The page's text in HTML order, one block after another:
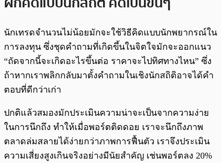
นักเทรดจำนวนไม่น้อยมักจะใช้วิธีคิดแบบนักพยากรณ์ใน
การลงทุน ซึ่งชุดคำถามที่เกิดขึ้นในจิตใจมักจะออกแนว
“ถัดจากนี้จะเกิดอะไรขึ้นต่อ ราคาจะไปทิศทางไหน” ซึ่ง
ถ้าหากเราพลิกกลับมาตั้งคำถามในเชิงนักสถิติอาจได้คำ
ตอบที่ดีกว่าเก่า
ปกติแล้วสมองมักประเมินความน่าจะเป็นจากความง่าย
ในการนึกถึง ทำให้เมื่อพอร์ตติดดอย เราจะนึกถึงภาพ
ตลาดล่มสลายได้ง่ายกว่าภาพการฟื้นตัว เราจึงประเมิน
ความเสี่ยงสูงเกินจริงอย่างมีนัยสำคัญ เช่นพอร์ตลง 20%